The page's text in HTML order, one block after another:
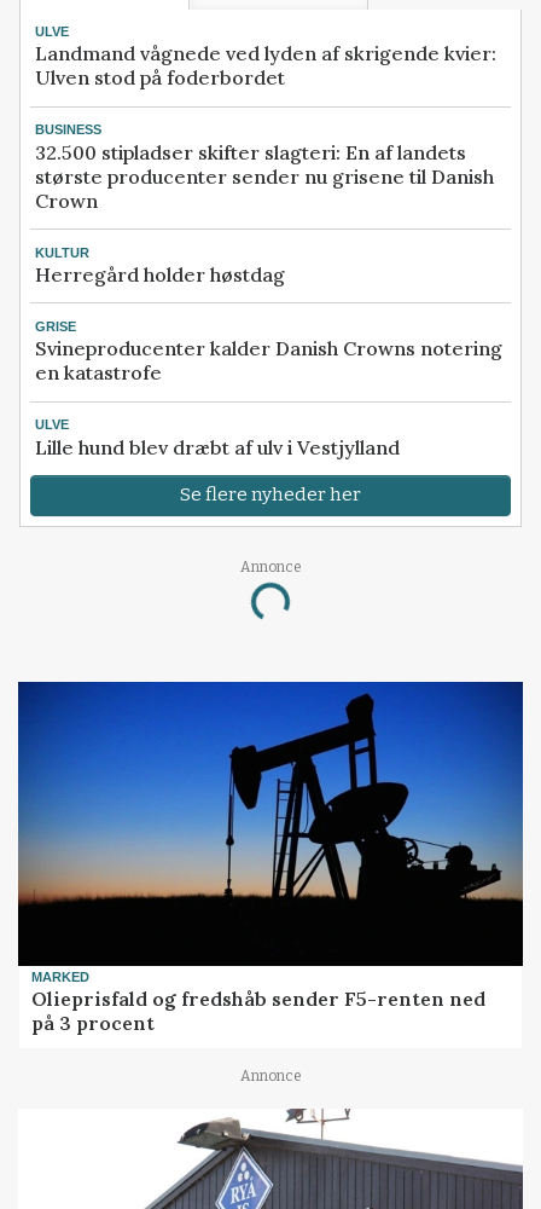
ULVE
Landmand vågnede ved lyden af skrigende kvier:
Ulven stod på foderbordet
BUSINESS
32.500 stipladser skifter slagteri: En af landets
største producenter sender nu grisene til Danish
Crown
KULTUR
Herregård holder høstdag
GRISE
Svineproducenter kalder Danish Crowns notering
en katastrofe
ULVE
Lille hund blev dræbt af ulv i Vestjylland
Se flere nyheder her
Annonce
Loading...
MARKED
Olieprisfald og fredshåb sender F5-renten ned
på 3 procent
Annonce